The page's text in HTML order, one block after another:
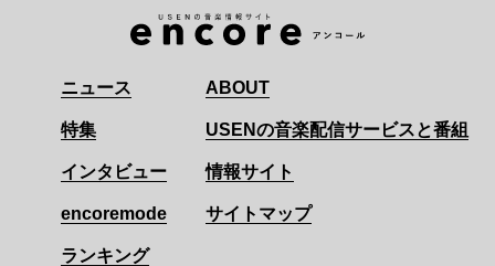
ニュース
特集
インタビュー
encoremode
ランキング
ABOUT
USENの音楽配信サービスと番組
情報サイト
サイトマップ